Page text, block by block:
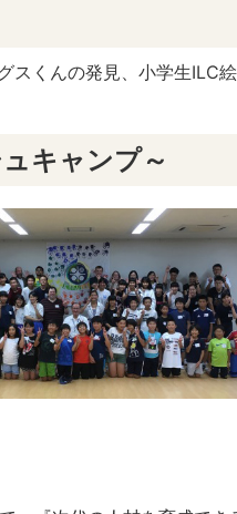
スくんの発見、小学生ILC絵
キャンプ～